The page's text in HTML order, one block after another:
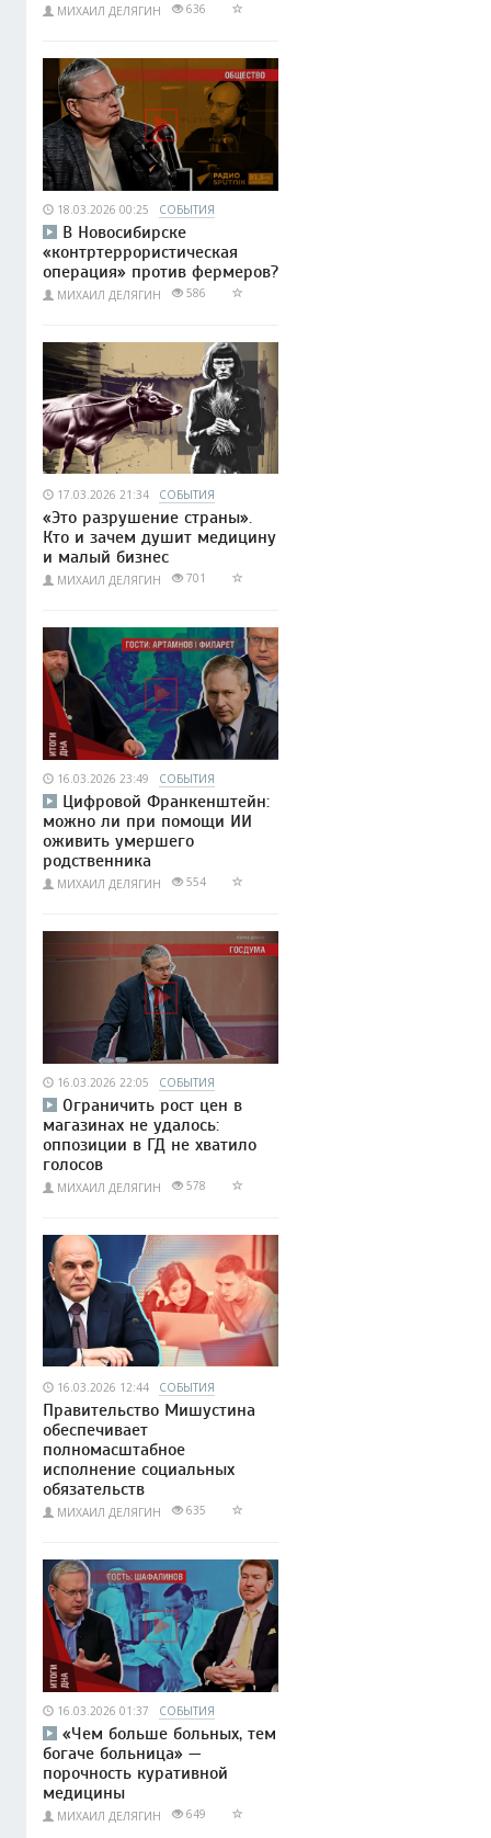
МИХАИЛ ДЕЛЯГИН 636
18.03.2026 00:25 СОБЫТИЯ
В Новосибирске
«контртеррористическая
операция» против фермеров?
МИХАИЛ ДЕЛЯГИН 586
17.03.2026 21:34 СОБЫТИЯ
«Это разрушение страны».
Кто и зачем душит медицину
и малый бизнес
МИХАИЛ ДЕЛЯГИН 701
16.03.2026 23:49 СОБЫТИЯ
Цифровой Франкенштейн:
можно ли при помощи ИИ
оживить умершего
родственника
МИХАИЛ ДЕЛЯГИН 554
16.03.2026 22:05 СОБЫТИЯ
Ограничить рост цен в
магазинах не удалось:
оппозиции в ГД не хватило
голосов
МИХАИЛ ДЕЛЯГИН 578
16.03.2026 12:44 СОБЫТИЯ
Правительство Мишустина
обеспечивает
полномасштабное
исполнение социальных
обязательств
МИХАИЛ ДЕЛЯГИН 635
16.03.2026 01:37 СОБЫТИЯ
«Чем больше больных, тем
богаче больница» —
порочность куративной
медицины
МИХАИЛ ДЕЛЯГИН 649